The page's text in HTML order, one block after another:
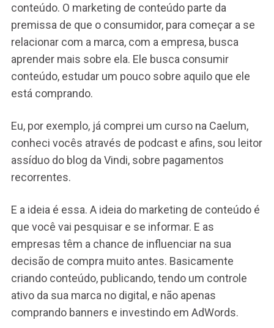
conteúdo. O marketing de conteúdo parte da
premissa de que o consumidor, para começar a se
relacionar com a marca, com a empresa, busca
aprender mais sobre ela. Ele busca consumir
conteúdo, estudar um pouco sobre aquilo que ele
está comprando.
Eu, por exemplo, já comprei um curso na Caelum,
conheci vocês através de podcast e afins, sou leitor
assíduo do blog da Vindi, sobre pagamentos
recorrentes.
E a ideia é essa. A ideia do marketing de conteúdo é
que você vai pesquisar e se informar. E as
empresas têm a chance de influenciar na sua
decisão de compra muito antes. Basicamente
criando conteúdo, publicando, tendo um controle
ativo da sua marca no digital, e não apenas
comprando banners e investindo em AdWords.